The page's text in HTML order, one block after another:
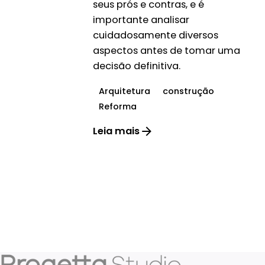
seus prós e contras, e é
importante analisar
cuidadosamente diversos
aspectos antes de tomar uma
decisão definitiva.
Arquitetura
construção
Reforma
Leia mais